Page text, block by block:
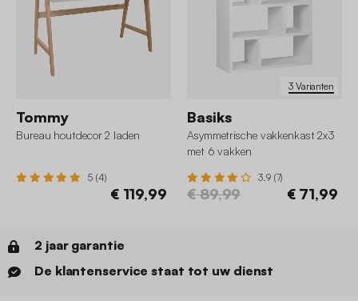
Tommy
Bureau houtdecor 2 laden
5 (4)
€ 119,99
3 Varianten
Basiks
Asymmetrische vakkenkast 2x3
met 6 vakken
3.9 (7)
€ 89,99 € 71,99
2 jaar garantie
De klantenservice staat tot uw dienst